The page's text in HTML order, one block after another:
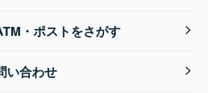
・ポストをさがす
い合わせ